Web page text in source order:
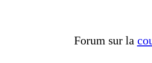
Forum sur la